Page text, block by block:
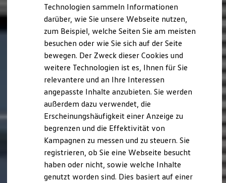
Reichweite der ID. Modelle
Reichweite im Winter
Rekuperation
Laden unterwegs
Laden Zuhause
Ladestationen finden
Ladezeitensimulator
Batterie
Sicherheit
Garantie und Lebensdauer
Technologie
Kosten und Kauf
Verbrauchskosten
Kaufoptionen
E-Auto-Förderung
Software und Konnektivität
Die ID. Software 6
Technologien sammeln Informationen
darüber, wie Sie unsere Webseite nutzen,
zum Beispiel, welche Seiten Sie am meisten
besuchen oder wie Sie sich auf der Seite
bewegen. Der Zweck dieser Cookies und
weitere Technologien ist es, Ihnen für Sie
relevantere und an Ihre Interessen
angepasste Inhalte anzubieten. Sie werden
außerdem dazu verwendet, die
Erscheinungshäufigkeit einer Anzeige zu
begrenzen und die Effektivität von
Kampagnen zu messen und zu steuern. Sie
registrieren, ob Sie eine Webseite besucht
haben oder nicht, sowie welche Inhalte
genutzt worden sind. Dies basiert auf einer